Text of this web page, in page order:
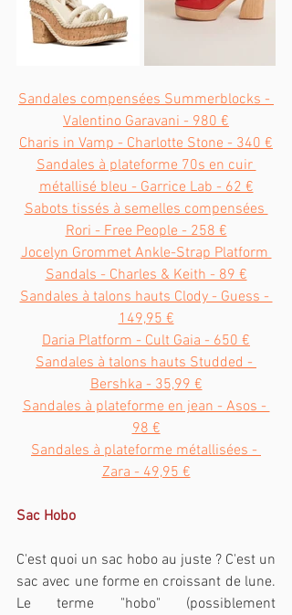
Sandales compensées Summerblocks -
Valentino Garavani - 980 €
Charis in Vamp - Charlotte Stone - 340 €
Sandales à plateforme 70s en cuir
métallisé bleu - Garrice Lab - 62 €
Sabots tissés à semelles compensées
Rori - Free People - 258 €
Jocelyn Grommet Ankle-Strap Platform
Sandals - Charles & Keith - 89 €
Sandales à talons hauts Clody - Guess -
149,95 €
Daria Platform - Cult Gaia - 650 €
Sandales à talons hauts Studded -
Bershka - 35,99 €
Sandales à plateforme en jean - Asos -
98 €
Sandales à plateforme métallisées -
Zara - 49,95 €
Sac Hobo
C'est quoi un sac hobo au juste ? C'est un
sac avec une forme en croissant de lune.
Le terme "hobo" (possiblement